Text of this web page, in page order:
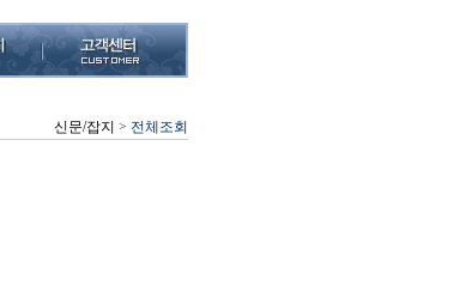
신문/잡지 > 전체조회